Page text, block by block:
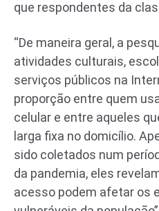
que respondentes da
“De maneira geral, a
atividades culturais,
serviços públicos na
proporção entre quem
celular e entre aqueles
larga fixa no domicílio.
sido coletados num
da pandemia, eles
acesso podem afetar os